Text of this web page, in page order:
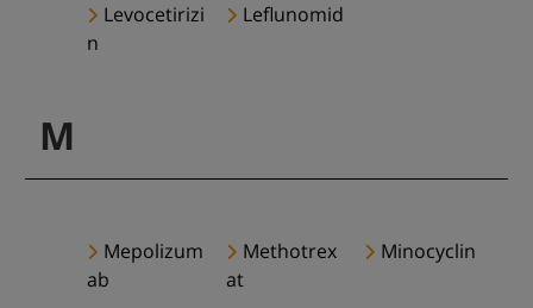
Levocetirizi
n
Leflunomid
M
Mepolizum
ab
Methotrex
at
Minocyclin